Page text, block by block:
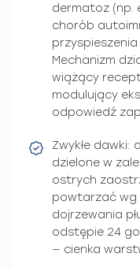
dermatoz (np.
chorób
przyspieszenia
Mechanizm
wiążący
modulujący
odpowiedź
Zwykłe dawki:
dzielone w
ostrych
powtarzać wg
dojrzewania
odstępie 24
— cienka